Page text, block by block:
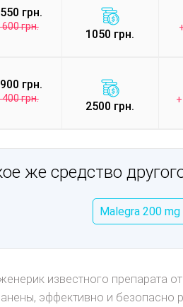
грн.
600 грн.
1050 грн.
грн.
400 грн.
2500 грн.
же средство
Malegra 200 mg
известного препарата
эффективно и